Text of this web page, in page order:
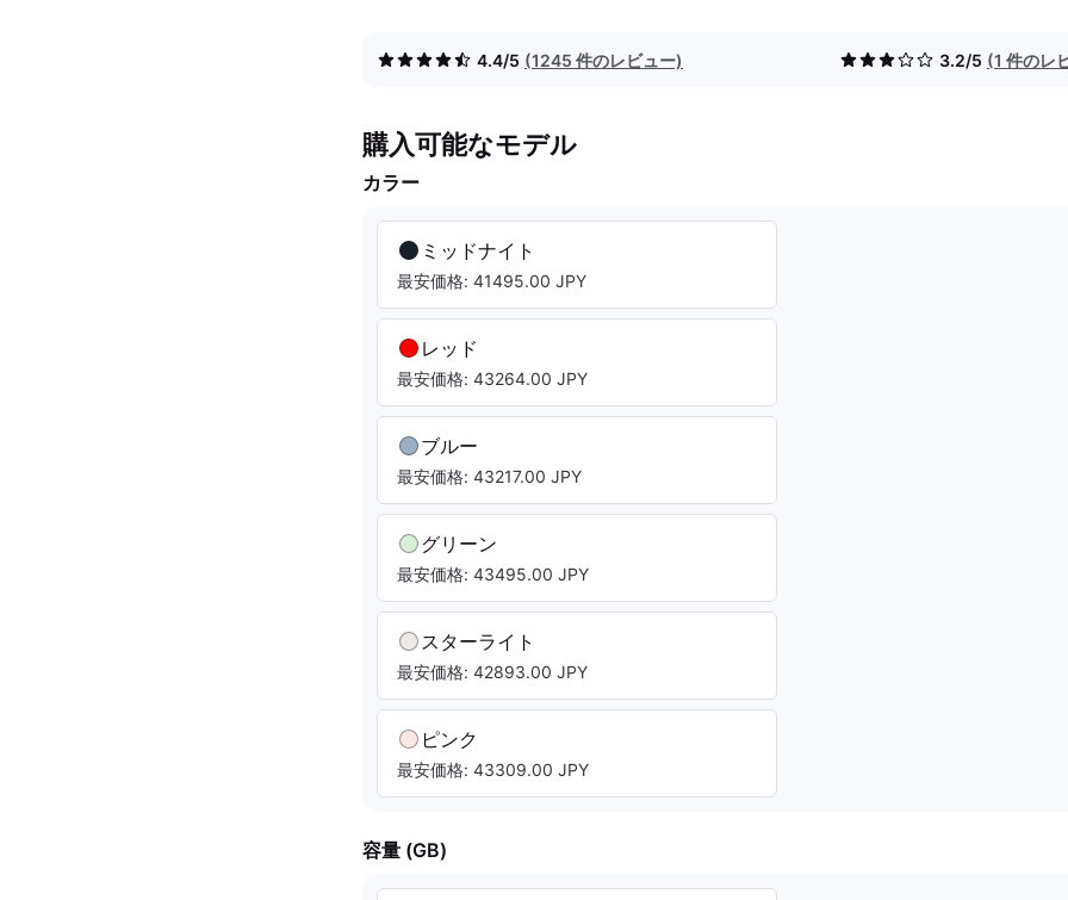
4.4/5 (1245 件のレビュー) 3.2/5 (1 件のレ
購入可能なモデル
カラー
ミッドナイト
最安価格: 41495.00 JPY
レッド
最安価格: 43264.00 JPY
ブルー
最安価格: 43217.00 JPY
グリーン
最安価格: 43495.00 JPY
スターライト
最安価格: 42893.00 JPY
ピンク
最安価格: 43309.00 JPY
容量 (GB)